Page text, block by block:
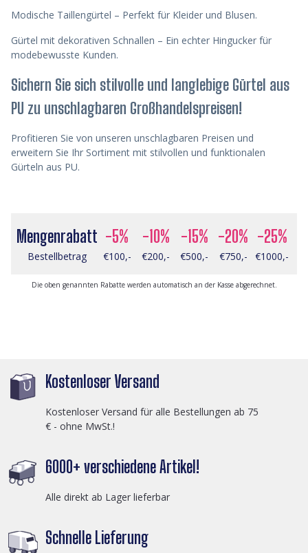
Modische Taillengürtel – Perfekt für Kleider und Blusen.
Gürtel mit dekorativen Schnallen – Ein echter Hingucker für
modebewusste Kunden.
Sichern Sie sich stilvolle und langlebige Gürtel aus
PU zu unschlagbaren Großhandelspreisen!
Profitieren Sie von unseren unschlagbaren Preisen und
erweitern Sie Ihr Sortiment mit stilvollen und funktionalen
Gürteln aus PU.
Mengenrabatt -5% -10% -15% -20% -25%
Bestellbetrag €100,- €200,- €500,- €750,- €1000,-
Die oben genannten Rabatte werden automatisch an der Kasse abgerechnet.
Kostenloser Versand
Kostenloser Versand für alle Bestellungen ab 75
€ - ohne MwSt.!
6000+ verschiedene Artikel!
Alle direkt ab Lager lieferbar
Schnelle Lieferung